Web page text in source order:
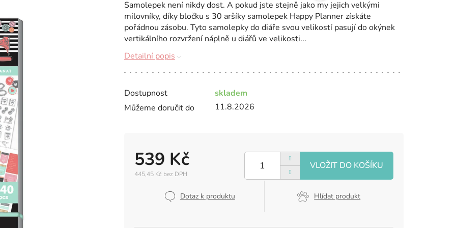
Dostupnost
skladem
Můžeme doručit do
11.8.2026
539 Kč
445,45 Kč bez DPH
Dotaz k produktu Hlídat produkt
Samolepek není nikdy dost. A pokud jste stejně jako my jejich velkými
milovníky, díky bločku s 30 aršíky samolepek Happy Planner získáte
pořádnou zásobu. Tyto samolepky do diáře svou velikostí pasují do okýnek
vertikálního rozvržení náplně u diářů ve velikosti...
Detailní popis